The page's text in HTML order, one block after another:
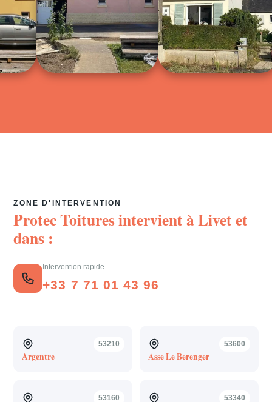
ZONE D'INTERVENTION
Protec Toitures intervient àLivetet
dans :
Intervention rapide
+33 7 71 01 43 96
53210
Argentre
53600
Asse Le Berenger
53160 53340